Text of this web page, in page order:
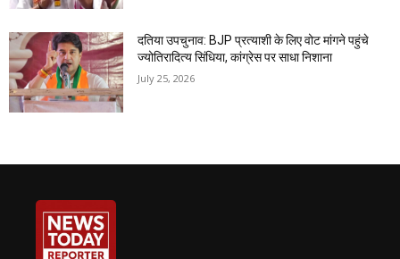
दतिया उपचुनाव: BJP प्रत्याशी के लिए वोट मांगने पहुंचे
ज्योतिरादित्य सिंधिया, कांग्रेस पर साधा निशाना
July 25, 2026